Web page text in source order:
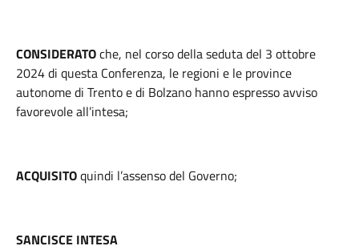
CONSIDERATOche, nel corso della seduta del 3 ottobre
2024 di questa Conferenza, le regioni e le province
autonome di Trento e di Bolzano hanno espresso avviso
favorevole all’intesa;
ACQUISITOquindi l’assenso del Governo;
SANCISCE INTESA